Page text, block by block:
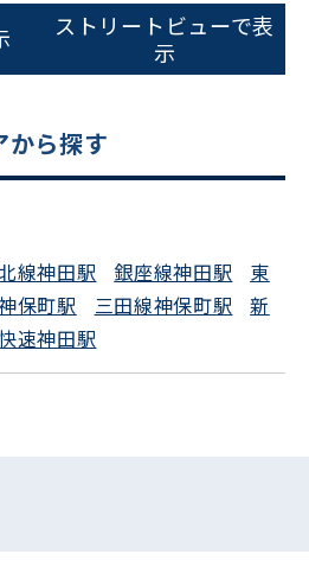
ストリートビューで表
示
から探す
線神田駅 銀座線神田駅
東
保町駅 三田線神保町駅
新
速神田駅